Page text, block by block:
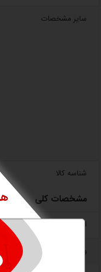
سایر مشخصات
شناسه کالا
مشخصات کلی
ابعاد L x W x H
وزن